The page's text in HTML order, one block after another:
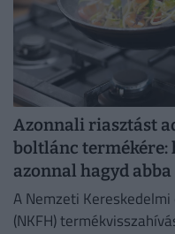
Azonnali riasztást
boltlánc termékére:
azonnal hagyd
A Nemzeti
(NKFH)